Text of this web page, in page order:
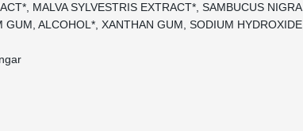
MALVA SYLVESTRIS EXTRACT*, SAMBUCUS NIGRA
ALCOHOL*, XANTHAN GUM, SODIUM HYDROXIDE,